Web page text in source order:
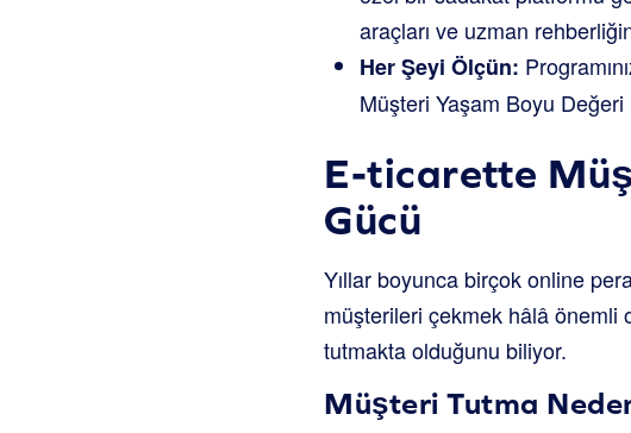
araçları ve uzman
Her Şeyi Ölçün:
Müşteri Yaşam Boyu
E-ticarette
Gücü
Yıllar boyunca birçok online
müşterileri çekmek hâlâ önemli
tutmakta olduğunu biliyor.
Müşteri Tutma